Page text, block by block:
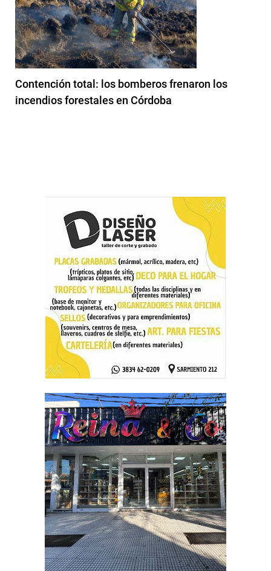
Contención total: los bomberos frenaron los
incendios forestales en Córdoba